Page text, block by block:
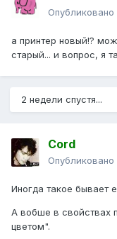
Опубликовано
а принтер новый!?
старый... и вопрос, я
2 недели спустя...
Cord
Опубликовано
Иногда такое бывает
А вобше в свойствах
цветом".